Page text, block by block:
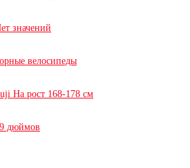
значений
велосипеды
На рост 168-178 см
дюймов